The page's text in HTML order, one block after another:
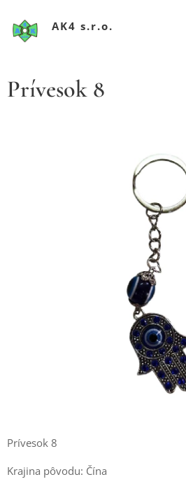
AK4 s.r.o.
Prívesok 8
Prívesok 8
Krajina pôvodu: Čína